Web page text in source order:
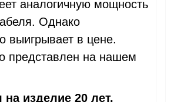
аналогичную мощность
Однако
выигрывает в цене.
представлен на нашем
на изделие 20 лет.